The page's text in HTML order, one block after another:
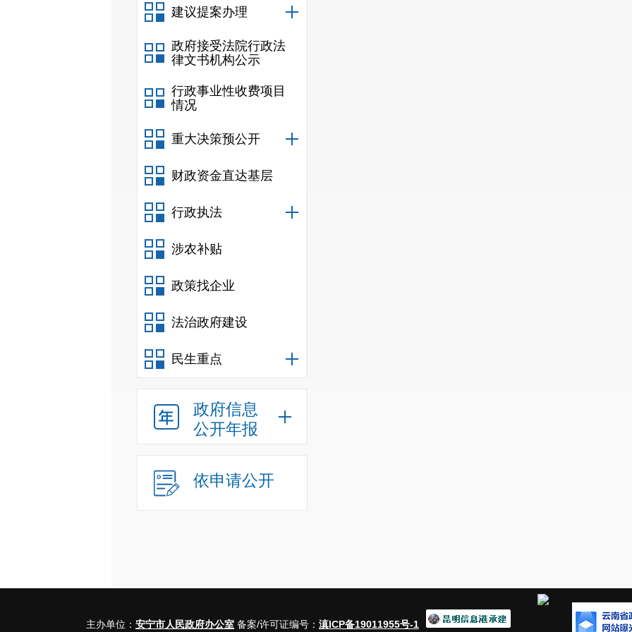
建议提案办理
政府接受法院行政法
律文书机构公示
行政事业性收费项目
情况
重大决策预公开
财政资金直达基层
行政执法
涉农补贴
政策找企业
法治政府建设
民生重点
政府信息
公开年报
依申请公开
主办单位： 安宁市人民政府办公室 备案/许可证编号： 滇ICP备19011955号-1